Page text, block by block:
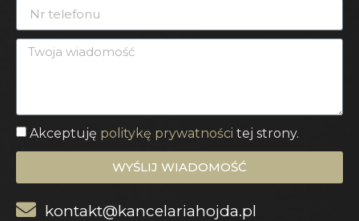
kontakt@kancelariahojda.pl
Akceptuję politykę prywatności tej strony.
WYŚLIJ WIADOMOŚĆ